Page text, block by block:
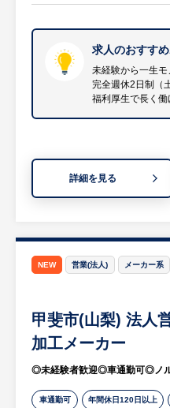
【HUREX求
○代表の右腕
ション
・現在は代表
が、今回の採
新・強化して
きる非常にや
す。
・山梨県南ア
はありません
長とともに長
・3次元測定
密測定機器の
・品質保証体
ート
等
【HUREX求
◎未経験から
・入社後に充
・手に職を付
けたい方に最
◎年間休日
日）、祝日！
生活リズムを
・土日休みで
ながら、ワー
求人のおすす
未経験から一生モ
完全週休2日制（
福利厚生で長く働
詳細を見る
NEW 営業(法人) メーカー系
甲斐市(山梨) 法人
加工メーカー
◎未経験者歓迎◎車通勤可◎ノ
車通勤可 年間休日120日以上